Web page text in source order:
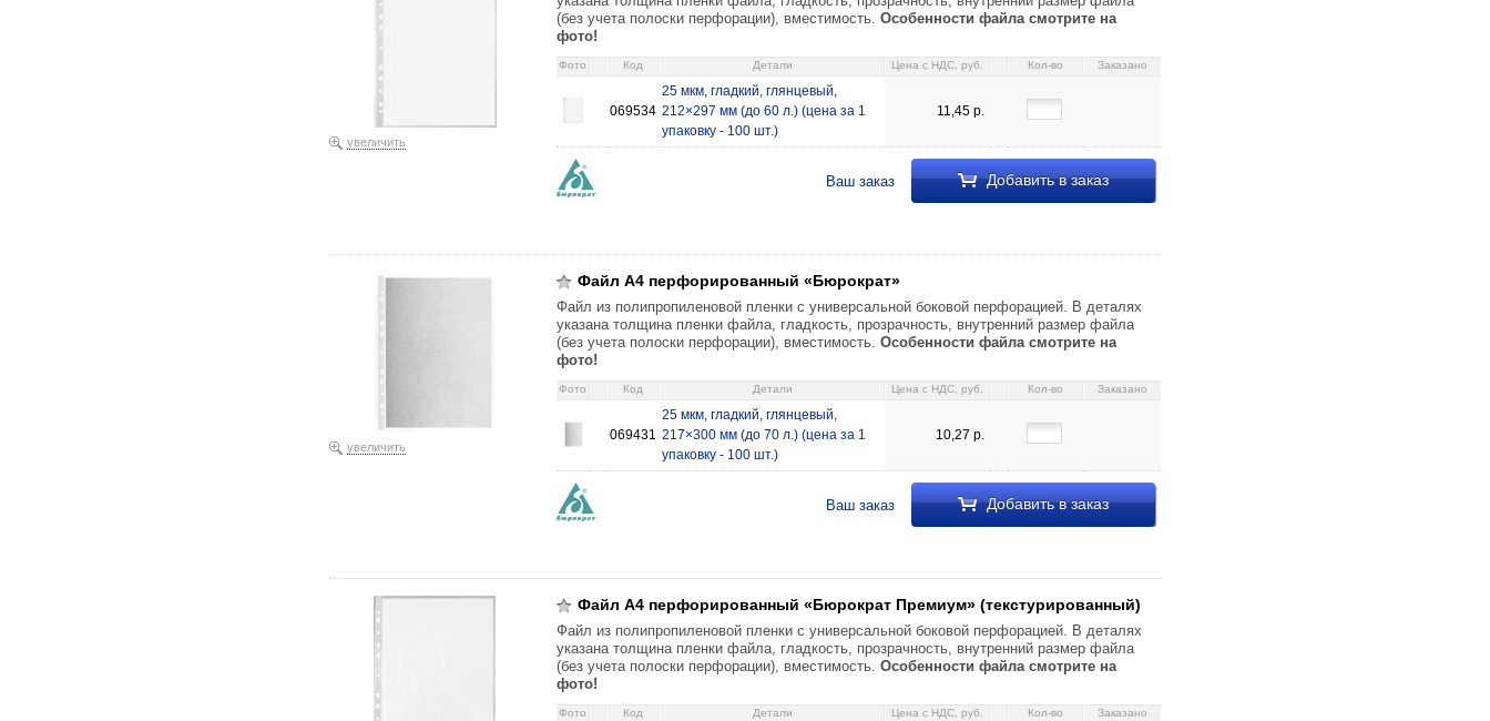
увеличить
(без учета полоски перфорации), вместимость. Особенности файла смотрите на
фото!
Фото Код Детали Цена c НДС, руб. Кол-во Заказано
069534
25 мкм, гладкий, глянцевый,
212×297 мм (до 60 л.) (цена за 1
упаковку - 100 шт.)
11,45 р.
Ваш заказ Добавить в заказ
увеличить
Файл А4 перфорированный «Бюрократ»
Файл из полипропиленовой пленки с универсальной боковой перфорацией. В деталях
указана толщина пленки файла, гладкость, прозрачность, внутренний размер файла
(без учета полоски перфорации), вместимость. Особенности файла смотрите на
фото!
Фото Код Детали Цена c НДС, руб. Кол-во Заказано
069431
25 мкм, гладкий, глянцевый,
217×300 мм (до 70 л.) (цена за 1
упаковку - 100 шт.)
10,27 р.
Ваш заказ Добавить в заказ
Файл А4 перфорированный «Бюрократ Премиум» (текстурированный)
Файл из полипропиленовой пленки с универсальной боковой перфорацией. В деталях
указана толщина пленки файла, гладкость, прозрачность, внутренний размер файла
(без учета полоски перфорации), вместимость. Особенности файла смотрите на
фото!
Фото Код Детали Цена c НДС, руб. Кол-во Заказано